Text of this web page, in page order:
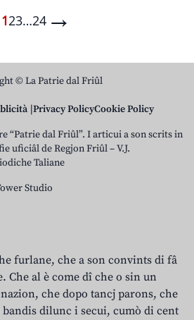
123…24 →
© La Patrie dal Friûl
Privacy PolicyCookie Policy
“Patrie dal Friûl”. I articui a son scrits in
uficiâl de Regjon Friûl – V.J.
Taliane
Studio
furlane, che a son convints di fâ
Che al è come dî che o sin un
che dopo tancj parons, che
dilunc i secui, cumò di cent